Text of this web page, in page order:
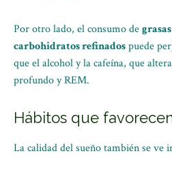
Por otro lado, el consumo de
carbohidratos refinadospuede
que el alcohol y la cafeína, que
profundo y REM.
Hábitos que
La calidad del sueño también se ve